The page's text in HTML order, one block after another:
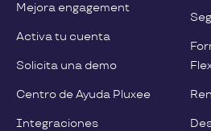
Mejora engagement
Activa tu cuenta
Solicita una demo
Centro de Ayuda Pluxee
Integraciones